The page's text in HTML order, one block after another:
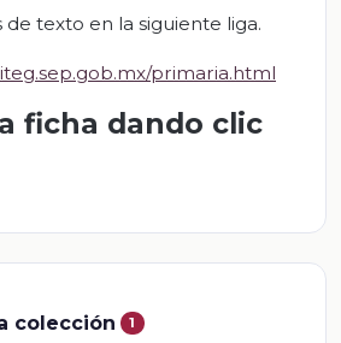
de texto en la siguiente liga.
primaria.html
ficha dando clic
colección 1